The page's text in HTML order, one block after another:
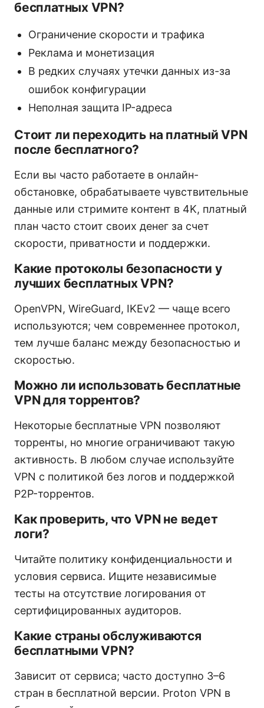
бесплатных VPN?
Ограничение скорости и трафика
Реклама и монетизация
В редких случаях утечки данных из-за
ошибок конфигурации
Неполная защита IP-адреса
Стоит ли переходить на платный VPN
после бесплатного?
Если вы часто работаете в онлайн-
обстановке, обрабатываете чувствительные
данные или стримите контент в 4K, платный
план часто стоит своих денег за счет
скорости, приватности и поддержки.
Какие протоколы безопасности у
лучших бесплатных VPN?
OpenVPN, WireGuard, IKEv2 — чаще всего
используются; чем современнее протокол,
тем лучше баланс между безопасностью и
скоростью.
Можно ли использовать бесплатные
VPN для торрентов?
Некоторые бесплатные VPN позволяют
торренты, но многие ограничивают такую
активность. В любом случае используйте
VPN с политикой без логов и поддержкой
P2P-торрентов.
Как проверить, что VPN не ведет
логи?
Читайте политику конфиденциальности и
условия сервиса. Ищите независимые
тесты на отсутствие логирования от
сертифицированных аудиторов.
Какие страны обслуживаются
бесплатными VPN?
Зависит от сервиса; часто доступно 3–6
стран в бесплатной версии. Proton VPN в